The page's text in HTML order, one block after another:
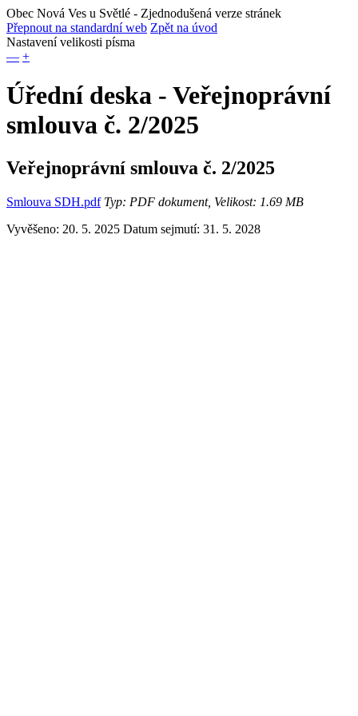
Obec Nová Ves u Světlé - Zjednodušená verze stránek
Přepnout na standardní web Zpět na úvod
Nastavení velikosti písma
— +
Úřední deska - Veřejnoprávní
smlouva č. 2/2025
Veřejnoprávní smlouva č. 2/2025
Smlouva SDH.pdfTyp: PDF dokument, Velikost: 1.69 MB
Vyvěšeno: 20. 5. 2025 Datum sejmutí: 31. 5. 2028